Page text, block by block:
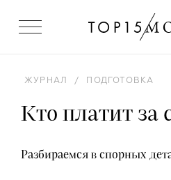
ЖУРНАЛ / ПОДГОТОВКА
Кто платит за
Разбираемся в спорных